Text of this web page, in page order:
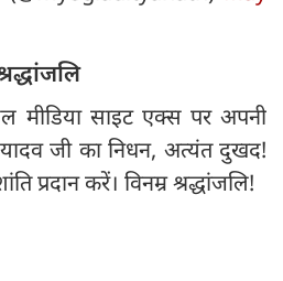
मीडिया साइट एक्स पर अपनी
यादव जी का निधन, अत्यंत दुखद!
प्रदान करें। विनम्र श्रद्धांजलि!